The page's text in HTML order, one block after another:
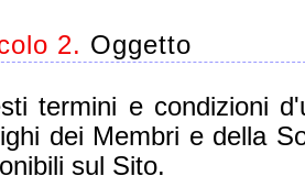
2. Oggetto
termini e condizioni
dei Membri e della
sul Sito.